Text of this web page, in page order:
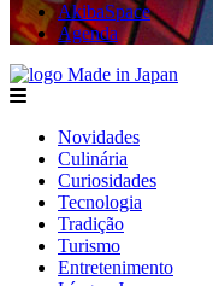
AkibaSpace
Agenda
menu
Novidades
Culinária
Curiosidades
Tecnologia
Tradição
Turismo
Entretenimento